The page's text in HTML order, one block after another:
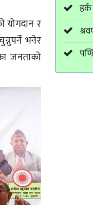
योगदान र
भनेर
जनताको